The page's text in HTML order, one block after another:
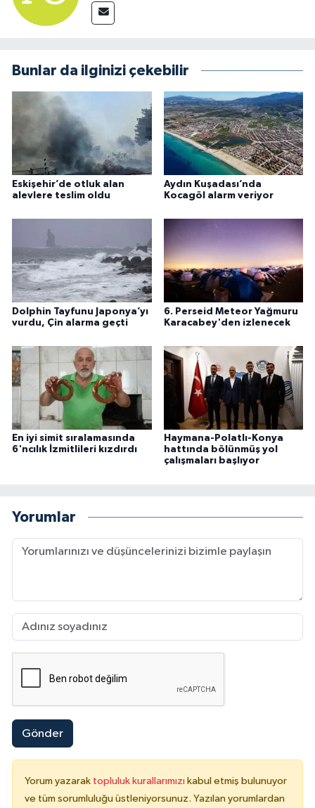
Bunlar da ilginizi çekebilir
Eskişehir’de otluk alan
alevlere teslim oldu
Aydın Kuşadası’nda
Kocagöl alarm veriyor
Dolphin Tayfunu Japonya’yı
vurdu, Çin alarma geçti
6. Perseid Meteor Yağmuru
Karacabey'den izlenecek
En iyi simit sıralamasında
6'ncılık İzmitlileri kızdırdı
Haymana-Polatlı-Konya
hattında bölünmüş yol
çalışmaları başlıyor
Yorumlar
Gönder
Yorum yazarak topluluk kurallarımızı kabul etmiş bulunuyor
ve tüm sorumluluğu üstleniyorsunuz. Yazılan yorumlardan